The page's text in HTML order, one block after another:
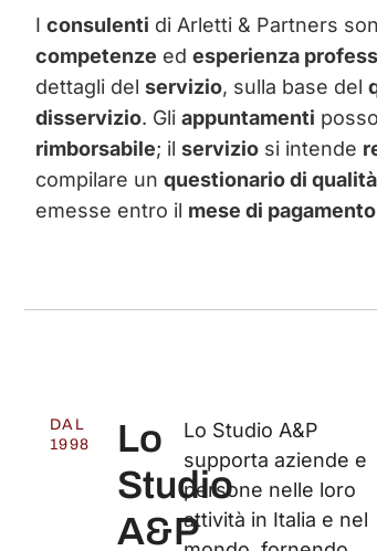
I consulenti di Arletti & Partners
competenze ed esperienza
dettagli del servizio, sulla base del
disservizio. Gli appuntamenti
rimborsabile; il servizio si intende
compilare un questionario di qualità
emesse entro il mese di pagamento
DAL
1998
Lo
Studio
A&P
Lo Studio A&P
supporta aziende e
persone nelle loro
attività in Italia e nel